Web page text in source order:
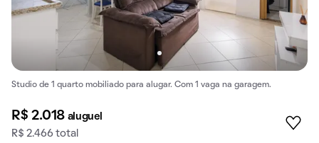
Studio de 1 quarto mobiliado para alugar. Com 1 vaga na garagem.
R$ 2.018 aluguel
R$ 2.466 total